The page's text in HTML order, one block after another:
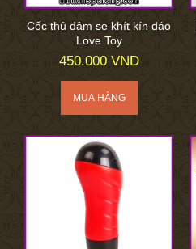
Cốc thủ dâm se khít kín đáo
Love Toy
450.000 VND